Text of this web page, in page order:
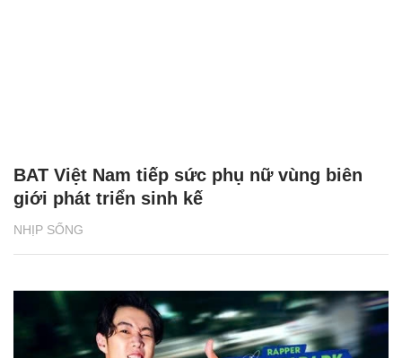
NHỊP SỐNG
BAT Việt Nam tiếp sức phụ nữ vùng biên
giới phát triển sinh kế